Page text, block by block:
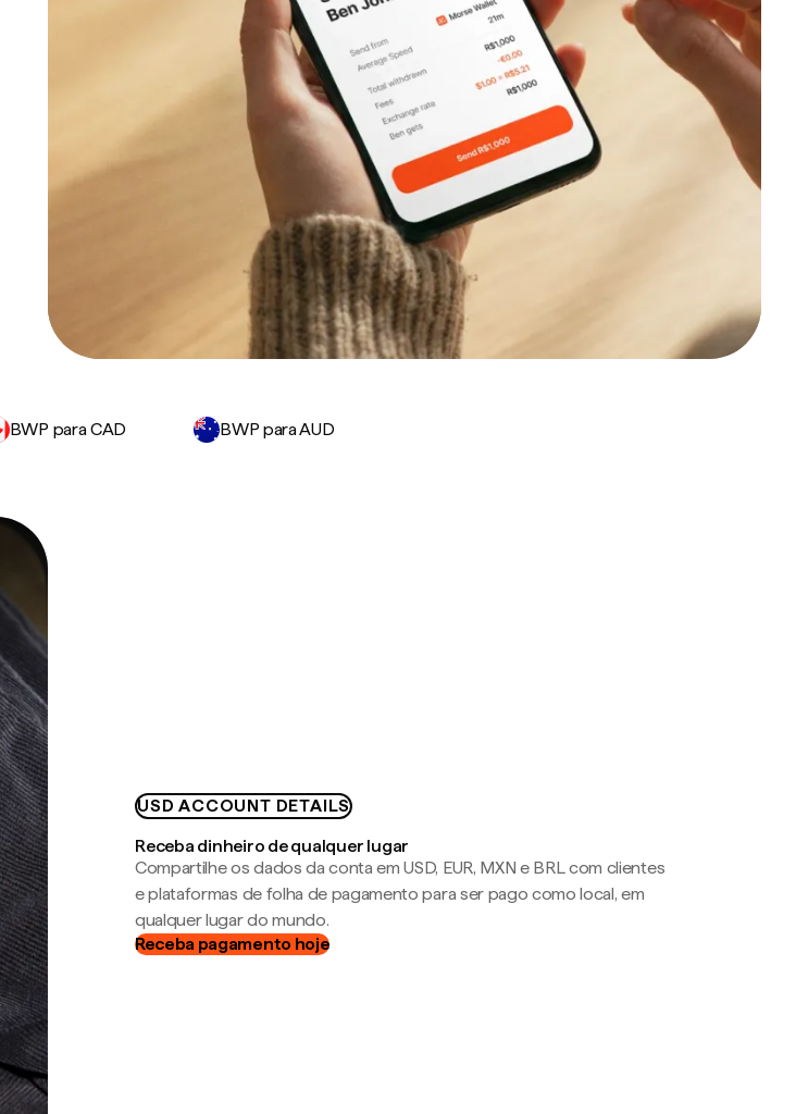
BWP para CAD BWP para AUD
USD ACCOUNT DETAILS
Receba dinheiro de qualquer lugar
Compartilhe os dados da conta em USD, EUR, MXN e BRL com clientes
e plataformas de folha de pagamento para ser pago como local, em
qualquer lugar do mundo.
Receba pagamento hoje